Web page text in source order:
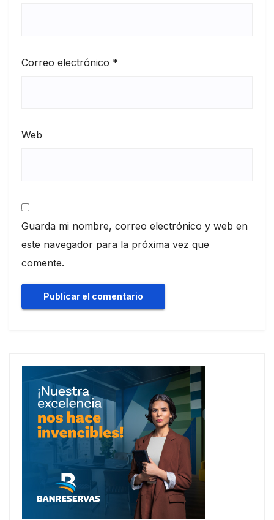
Correo electrónico *
Web
Guarda mi nombre, correo electrónico y web en
este navegador para la próxima vez que
comente.